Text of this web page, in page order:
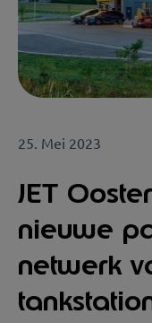
25. Mei 2023
JET
nieuwe
netwerk